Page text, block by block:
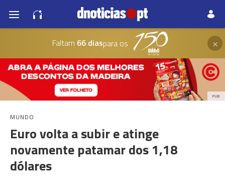
Faltam 66 diaspara os ×
PUB
MUNDO
Euro volta a subir e atinge
novamente patamar dos 1,18
dólares